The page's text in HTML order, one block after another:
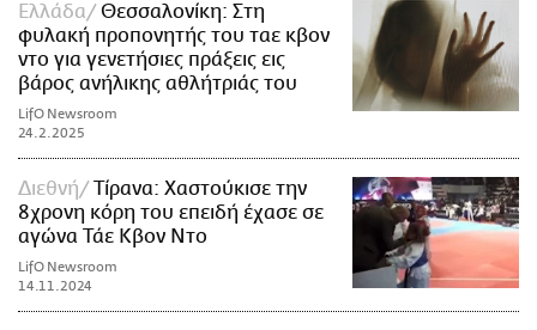
Ελλάδα
Θεσσαλονίκη: Στη
φυλακή προπονητής του ταε κβον
ντο για γενετήσιες πράξεις εις
βάρος ανήλικης αθλήτριάς του
LifO Newsroom
24.2.2025
Διεθνή
Τίρανα: Χαστούκισε την
8χρονη κόρη του επειδή έχασε σε
αγώνα Τάε Κβον Ντο
LifO Newsroom
14.11.2024